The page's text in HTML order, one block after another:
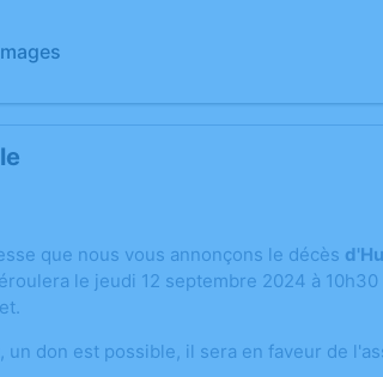
que nous vous annonçons le décès
le jeudi 12 septembre 2024 à
un don est possible, il sera en faveur de